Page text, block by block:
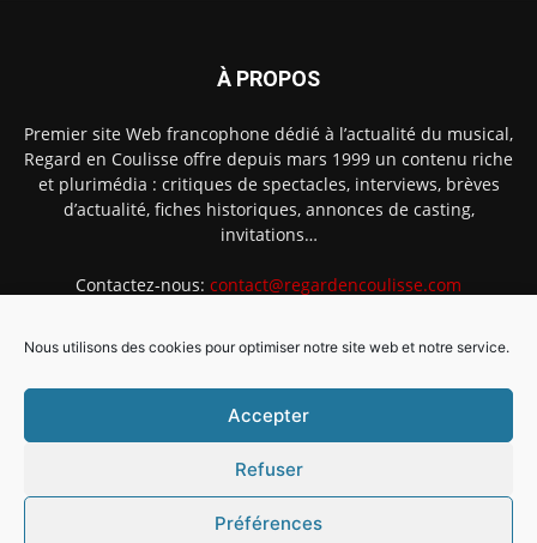
Nous utilisons des cookies pour optimiser notre site web et notre service.
Accepter
Refuser
Préférences
À PROPOS
Premier site Web francophone dédié à l’actualité du musical,
Regard en Coulisse offre depuis mars 1999 un contenu riche
et plurimédia : critiques de spectacles, interviews, brèves
d’actualité, fiches historiques, annonces de casting,
invitations…
Contactez-nous: contact@regardencoulisse.com
Intégration Ghislain Fayard Mentions légales